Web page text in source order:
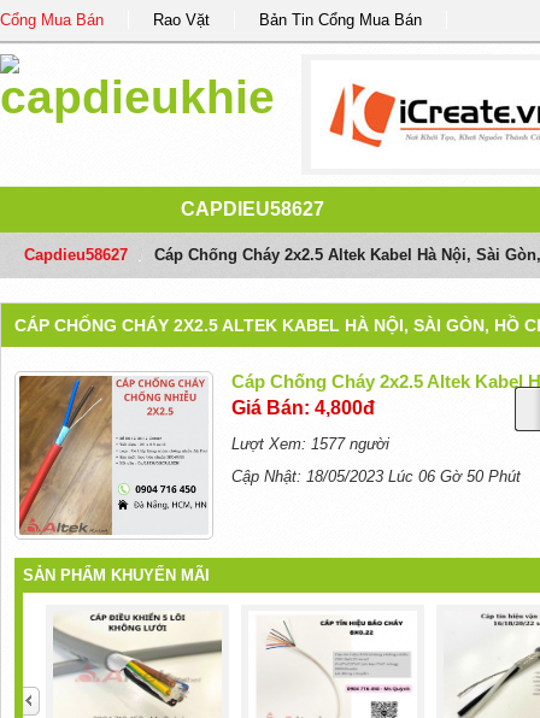
Cổng Mua Bán Rao Vặt Bản Tin Cổng Mua Bán
CAPDIEU58627
Capdieu58627 Cáp Chống Cháy 2x2.5 Altek Kabel Hà Nội, Sài
CÁP CHỐNG CHÁY 2X2.5 ALTEK KABEL HÀ NỘI, SÀI GÒN, HỒ
Cáp Chống Cháy 2x2.5 Altek Kabel
Giá Bán: 4,800đ
Lượt Xem: 1577 người
Cập Nhật: 18/05/2023 Lúc 06 Gờ 50 Phút
SẢN PHẨM KHUYẾN MÃI